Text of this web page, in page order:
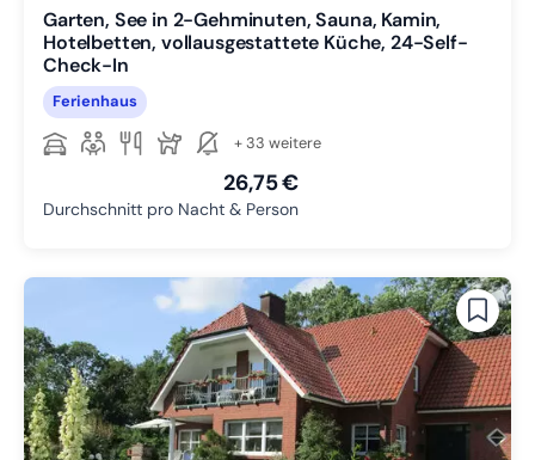
Garten, See in 2-Gehminuten, Sauna, Kamin,
Hotelbetten, vollausgestattete Küche, 24-Self-
Check-In
Ferienhaus
+ 33 weitere
26,75 €
Durchschnitt pro Nacht & Person